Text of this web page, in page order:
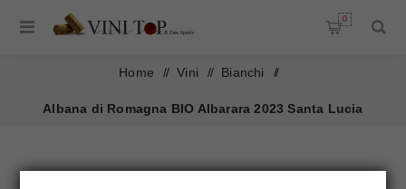
0
Home / Vini / Bianchi /
Albana di Romagna BIO Albarara 2023 Santa Lucia